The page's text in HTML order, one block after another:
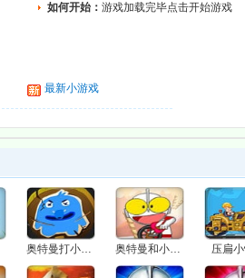
如何开始： 游戏加载完毕点击开始游戏
最新小游戏
奥特曼打小怪兽 奥特曼和小怪兽的浪漫七夕 压扁